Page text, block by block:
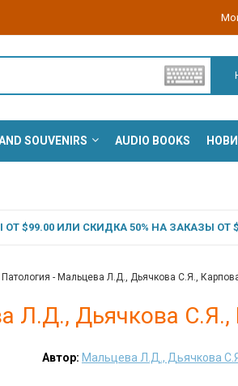
SOUVENIRS AUDIO BOOKS
$99.00 ИЛИ СКИДКА 50% НА ЗАКАЗЫ ОТ
Патология - Мальцева Л.Д., Дьячкова С.Я.,
Л.Д., Дьячкова С.Я.,
Автор: Мальцева Л.Д., Дьячкова